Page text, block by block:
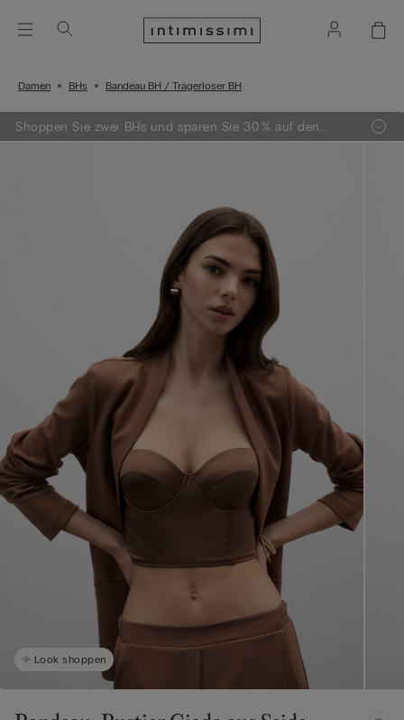
Damen BHs Bandeau BH / Trägerloser BH
Shoppen Sie zwei BHs und sparen Sie 30 % auf den
zweiten!
Look shoppen